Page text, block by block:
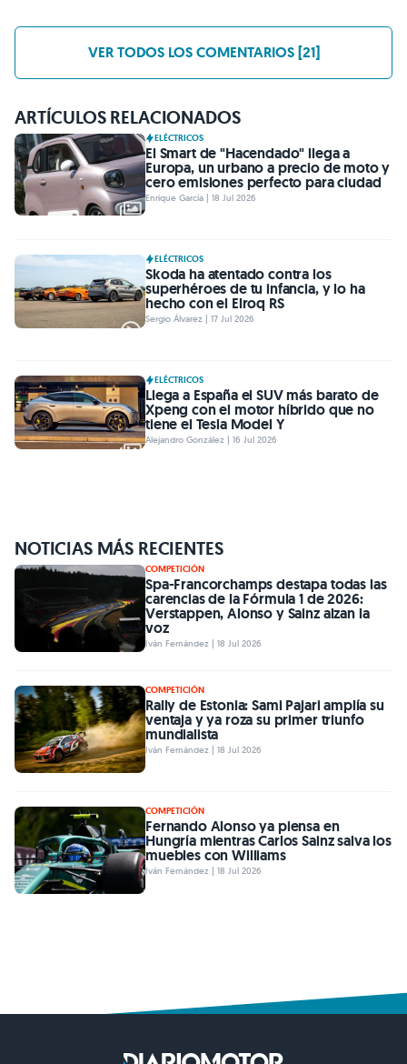
VER TODOS LOS COMENTARIOS [21]
ARTÍCULOS RELACIONADOS
ELÉCTRICOS
El Smart de "Hacendado" llega a
Europa, un urbano a precio de moto y
cero emisiones perfecto para ciudad
Enrique García | 18 Jul 2026
ELÉCTRICOS
Skoda ha atentado contra los
superhéroes de tu infancia, y lo ha
hecho con el Elroq RS
Sergio Álvarez | 17 Jul 2026
ELÉCTRICOS
Llega a España el SUV más barato de
Xpeng con el motor híbrido que no
tiene el Tesla Model Y
Alejandro González | 16 Jul 2026
NOTICIAS MÁS RECIENTES
COMPETICIÓN
Spa-Francorchamps destapa todas las
carencias de la Fórmula 1 de 2026:
Verstappen, Alonso y Sainz alzan la
voz
Iván Fernández | 18 Jul 2026
COMPETICIÓN
Rally de Estonia: Sami Pajari amplía su
ventaja y ya roza su primer triunfo
mundialista
Iván Fernández | 18 Jul 2026
COMPETICIÓN
Fernando Alonso ya piensa en
Hungría mientras Carlos Sainz salva los
muebles con Williams
Iván Fernández | 18 Jul 2026